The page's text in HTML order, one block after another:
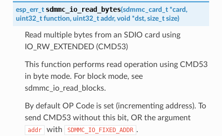
esp_err_t sdmmc_io_read_bytes(sdmmc_card_t *card,
uint32_t function, uint32_t addr, void *dst, size_t size)
Read multiple bytes from an SDIO card using
IO_RW_EXTENDED (CMD53)
This function performs read operation using CMD53
in byte mode. For block mode, see
sdmmc_io_read_blocks.
By default OP Code is set (incrementing address). To
send CMD53 without this bit, OR the argument
addr with SDMMC_IO_FIXED_ADDR .